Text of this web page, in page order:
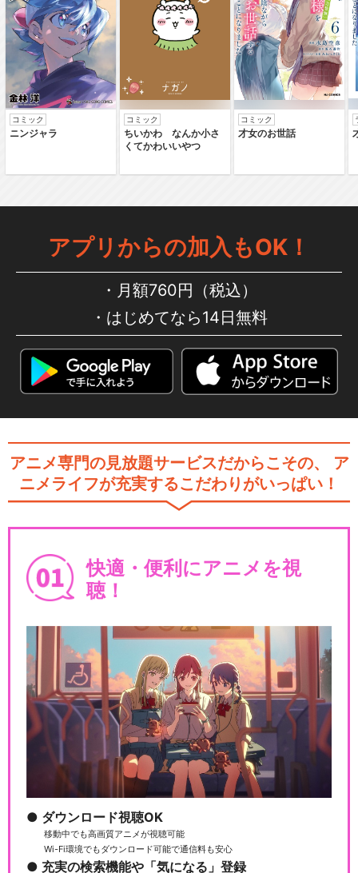
コミック
ニンジャラ
コミック
ちいかわ なんか小さ
くてかわいいやつ
コミック
才女のお世話
アプリからの加入もOK！
月額760円（税込）
はじめてなら14日無料
アニメ専門の見放題サービスだからこその、
ア
ニメライフが充実するこだわりがいっぱい！
快適・便利にアニメを視
聴！
ダウンロード視聴OK
移動中でも高画質アニメが視聴可能
Wi-Fi環境でもダウンロード可能で通信料も安心
充実の検索機能や「気になる」登録